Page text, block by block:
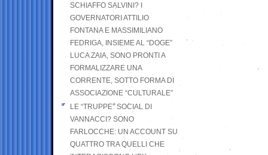
SCHIAFFO SALVINI? I
GOVERNATORI ATTILIO
FONTANA E MASSIMILIANO
FEDRIGA, INSIEME AL “DOGE”
LUCA ZAIA, SONO PRONTI A
FORMALIZZARE UNA
CORRENTE, SOTTO FORMA DI
ASSOCIAZIONE “CULTURALE”
LE “TRUPPE” SOCIAL DI
VANNACCI? SONO
FARLOCCHE: UN ACCOUNT SU
QUATTRO TRA QUELLI CHE